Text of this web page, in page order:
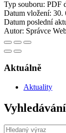
Typ souboru: PDF
Datum vložení: 30.
Datum poslední
Autor: Správce
Aktuálně
Aktuality
Vyhledávání